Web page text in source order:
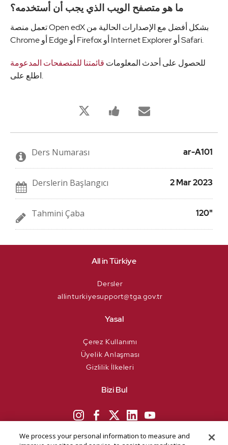
ما هو متصفح الويب الذي يجب أن أستخدمه؟
تعمل منصة Open edX بشكل أفضل مع الإصدارات الحالية من
Chrome أو Edge أو Firefox أو Internet Explorer أو Safari.
للحصول على أحدث المعلومات قائمتنا للمتصفحات المدعومة
اطلع على.
derse
twitleyin
Bu
derse
yaptığınızı
mesajı
gönderin
Birisine
bu
posta
gönderin
Ders Numarası ar-A101
Derslerin Başlangıcı 2 Mar 2023
Tahmini Çaba 120"
All in Türkiye
Dersler
allinturkiyesupport@tga.gov.tr
Yasal
Çerez Kullanımı
Üyelik Anlaşması
Gizlilik İlkeleri
Bizi Bul
We process your personal information to measure and
campaigns and to provide personalised content and